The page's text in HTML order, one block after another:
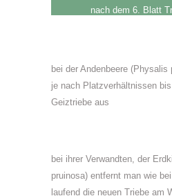
nach dem 6. Blatt
bei der Andenbeere
je nach Platzverhältnissen
Geiztriebe aus
bei ihrer Verwandten, der
pruinosa) entfernt man wie
laufend die neuen Triebe am